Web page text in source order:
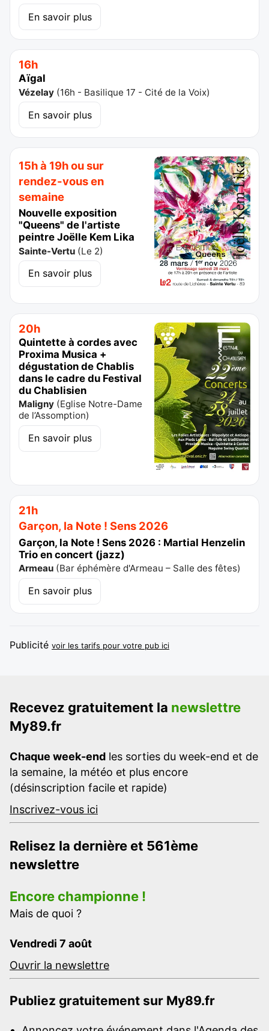
En savoir plus
16h
Aïgal
Vézelay (16h - Basilique 17 - Cité de la Voix)
En savoir plus
15h à 19h ou sur
rendez-vous en
semaine
Nouvelle exposition
"Queens" de l'artiste
peintre Joëlle Kem Lika
Sainte-Vertu (Le 2)
En savoir plus
20h
Quintette à cordes avec
Proxima Musica +
dégustation de Chablis
dans le cadre du Festival
du Chablisien
Maligny (Eglise Notre-Dame
de l’Assomption)
En savoir plus
21h
Garçon, la Note ! Sens 2026
Garçon, la Note ! Sens 2026 : Martial Henzelin
Trio en concert (jazz)
Armeau (Bar éphémère d'Armeau – Salle des fêtes)
En savoir plus
Publicité voir les tarifs pour votre pub ici
Recevez gratuitement la newslettre
My89.fr
Chaque week-end les sorties du week-end et de
la semaine, la météo et plus encore
(désinscription facile et rapide)
Inscrivez-vous ici
Relisez la dernière et 561ème
newslettre
Encore championne !
Mais de quoi ?
Vendredi 7 août
Ouvrir la newslettre
Publiez gratuitement sur My89.fr